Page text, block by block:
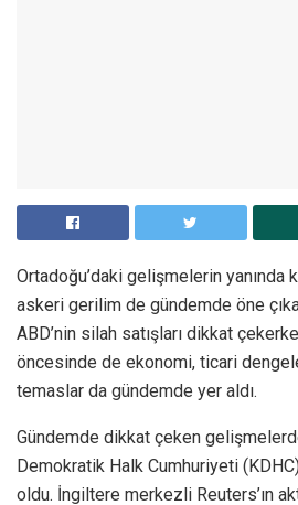
Ortadoğu’daki gelişmelerin
askeri gerilim de gündemde öne
ABD’nin silah satışları dikkat
öncesinde de ekonomi, ticari
temaslar da gündemde yer aldı.
Gündemde dikkat çeken
Demokratik Halk Cumhuriyeti
oldu. İngiltere merkezli Reuters’ın